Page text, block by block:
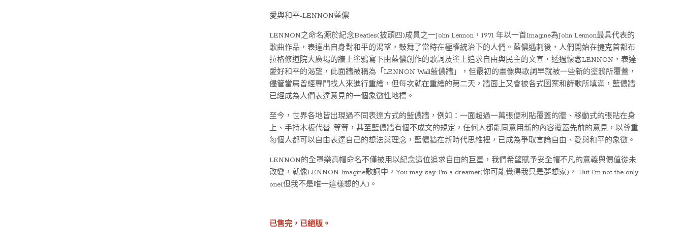
愛與和平-LENNON藍儂
LENNON之命名源於紀念Beatles(披頭四)成員之一John Lennon，1971 年以一首Imagine為John Lennon最具代表的
歌曲作品，表達出自身對和平的渴望，鼓舞了當時在極權統治下的人們。藍儂遇刺後，人們開始在捷克首都布
拉格修道院大廣場的牆上塗鴉寫下由藍儂創作的歌詞及塗上追求自由與民主的文宣，透過懷念LENNON，表達
愛好和平的渴望，此面牆被稱為「LENNON Wall藍儂牆」，但最初的畫像與歌詞早就被一些新的塗鴉所覆蓋，
儘管當局曾經專門找人來進行重繪，但每次就在重繪的第二天，牆面上又會被各式圖案和詩歌所填滿，藍儂牆
已經成為人們表達意見的一個象徵性地標。
至今，世界各地皆出現過不同表達方式的藍儂牆，例如：一面超過一萬張便利貼覆蓋的牆、移動式的張貼在身
上、手持木板代替…等等，甚至藍儂牆有個不成文的規定，任何人都能同意用新的內容覆蓋先前的意見，以尊重
每個人都可以自由表達自己的想法與理念，藍儂牆在新時代思維裡，已成為爭取言論自由、愛與和平的象徵。
LENNON的全罩樂高帽命名不僅被用以紀念這位追求自由的巨星，我們希望賦予安全帽不凡的意義與價值從未
改變，就像LENNON Imagine歌詞中，You may say I'm a dreamer(你可能覺得我只是夢想家)， But I'm not the only
one(但我不是唯一這樣想的人)。
已售完，已絕版。